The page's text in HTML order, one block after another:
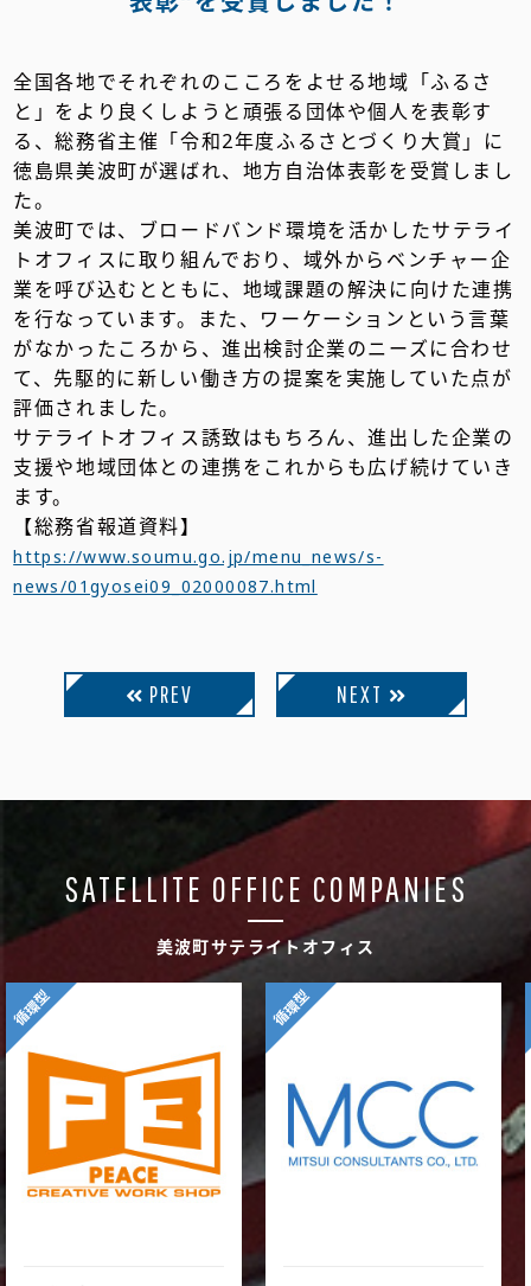
全国各地でそれぞれのこころをよせる地域「ふるさ
と」をより良くしようと頑張る団体や個人を表彰す
る、総務省主催「令和2年度ふるさとづくり大賞」に
徳島県美波町が選ばれ、地方自治体表彰を受賞しまし
た。
美波町では、ブロードバンド環境を活かしたサテライ
トオフィスに取り組んでおり、域外からベンチャー企
業を呼び込むとともに、地域課題の解決に向けた連携
を行なっています。また、ワーケーションという言葉
がなかったころから、進出検討企業のニーズに合わせ
て、先駆的に新しい働き方の提案を実施していた点が
評価されました。
サテライトオフィス誘致はもちろん、進出した企業の
支援や地域団体との連携をこれからも広げ続けていき
ます。
【総務省報道資料】
https://www.soumu.go.jp/menu_news/s-
news/01gyosei09_02000087.html
PREV NEXT
SATELLITE OFFICE COMPANIES
美波町サテライトオフィス
循環型 循環型